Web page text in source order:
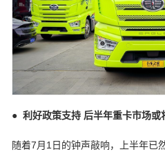
● 利好政策支持 后半年重卡市场或
随着7月1日的钟声敲响，上半年已